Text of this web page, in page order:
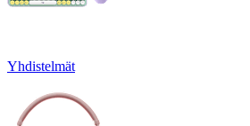
Yhdistelmät